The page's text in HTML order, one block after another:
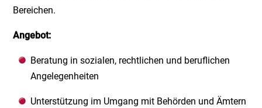
Bereichen.
Angebot:
Beratung in sozialen, rechtlichen und beruflichen
Angelegenheiten
Unterstützung im Umgang mit Behörden und Ämtern